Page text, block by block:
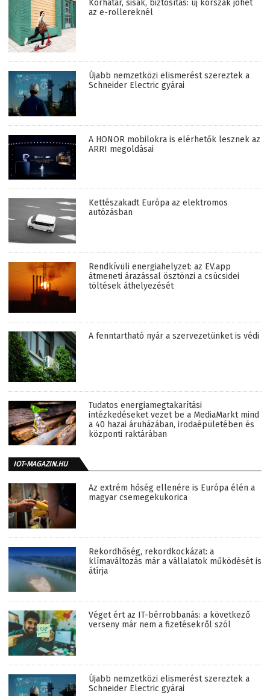
Korhatár, sisak, biztosítás: új korszak jöhet
az e-rollereknél
Újabb nemzetközi elismerést szereztek a
Schneider Electric gyárai
A HONOR mobilokra is elérhetők lesznek az
ARRI megoldásai
Kettészakadt Európa az elektromos
autózásban
Rendkívüli energiahelyzet: az EV.app
átmeneti árazással ösztönzi a csúcsidei
töltések áthelyezését
A fenntartható nyár a szervezetünket is védi
Tudatos energiamegtakarítási
intézkedéseket vezet be a MediaMarkt mind
a 40 hazai áruházában, irodaépületében és
központi raktárában
IOT-MAGAZIN.HU
Az extrém hőség ellenére is Európa élén a
magyar csemegekukorica
Rekordhőség, rekordkockázat: a
klímaváltozás már a vállalatok működését is
átírja
Véget ért az IT-bérrobbanás: a következő
verseny már nem a fizetésekről szól
Újabb nemzetközi elismerést szereztek a
Schneider Electric gyárai